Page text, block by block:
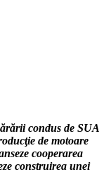
condus de SUA
de motoare
cooperarea
construirea unei